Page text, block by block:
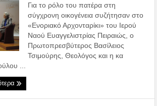
Για το ρόλο του πατέρα στη
σύγχρονη οικογένεια συζήτησαν στο
«Ενοριακό Αρχονταρίκι» του Ιερού
Ναού Ευαγγελιστρίας Πειραιώς, ο
Πρωτοπρεσβύτερος Βασίλειος
Τσιμούρης, Θεολόγος και η κα
...